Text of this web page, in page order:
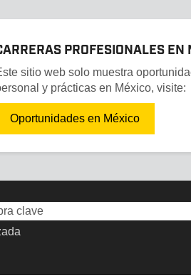
PROFESIONALES EN
sitio web solo muestra
y prácticas en México, visite:
Oportunidades en México